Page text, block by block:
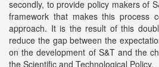
secondly, to provide policy makers of
framework that makes this process
approach. It is the result of this
reduce the gap between the
on the development of S&T and the
the Scientific and Technological Policy.